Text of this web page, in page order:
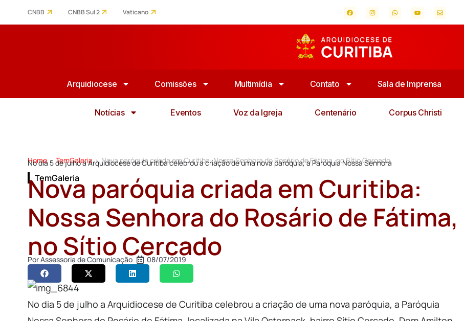
CNBB CNBB Sul 2 Vaticano
Arquidiocese Comissões Multimídia Contato Sala de Imprensa
Notícias Eventos Voz da Igreja Centenário Corpus Christi
Home > TemGaleria > Nova paróquia criada em Curitiba: Nossa Senhora do Rosário de Fátima, no Sítio Cercado
No dia 5 de julho a Arquidiocese de Curitiba celebrou a criação de uma nova paróquia, a Paróquia Nossa Senhora
TemGaleria
Nova paróquia criada em Curitiba:
Nossa Senhora do Rosário de Fátima,
no Sítio Cercado
PorAssessoria de Comunicação 08/07/2019
No dia 5 de julho a Arquidiocese de Curitiba celebrou a criação de uma nova paróquia, a Paróquia